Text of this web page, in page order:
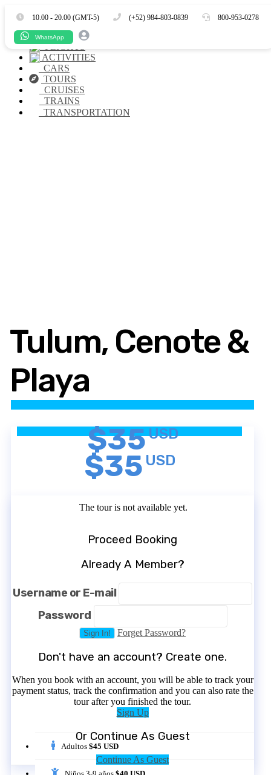
10.00 - 20.00 (GMT-5) (+52) 984-803-0839 800-953-0278
WhatsApp
Es En
HOTELS
FLIGHTS
ACTIVITIES
CARS
TOURS
CRUISES
TRAINS
TRANSPORTATION
Tulum, Cenote &
Playa
$35USD
$35 USD
The tour is not available yet.
Proceed Booking
Already A Member?
Username or E-mail
Password
Forget Password?
Don't have an account? Create one.
When you book with an account, you will be able to track your
payment status, track the confirmation and you can also rate the
tour after you finished the tour.
Sign Up
Or Continue As Guest
Continue As Guest
Adultos $45 USD